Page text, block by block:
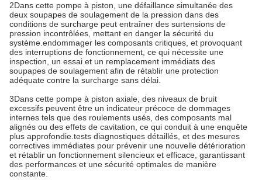
2Dans cette pompe à piston, une défaillance simultanée des
deux soupapes de soulagement de la pression dans des
conditions de surcharge peut entraîner des surtensions de
pression incontrôlées, mettant en danger la sécurité du
système.endommager les composants critiques, et provoquant
des interruptions de fonctionnement, ce qui nécessite une
inspection, un essai et un remplacement immédiats des
soupapes de soulagement afin de rétablir une protection
adéquate contre la surcharge sans délai.
3Dans cette pompe à piston axiale, des niveaux de bruit
excessifs peuvent être un indicateur précoce de dommages
internes tels que des roulements usés, des composants mal
alignés ou des effets de cavitation, ce qui conduit à une enquête
plus approfondie.tests diagnostiques détaillés, et des mesures
correctives immédiates pour prévenir une nouvelle détérioration
et rétablir un fonctionnement silencieux et efficace, garantissant
des performances et une sécurité optimales de manière
constante.